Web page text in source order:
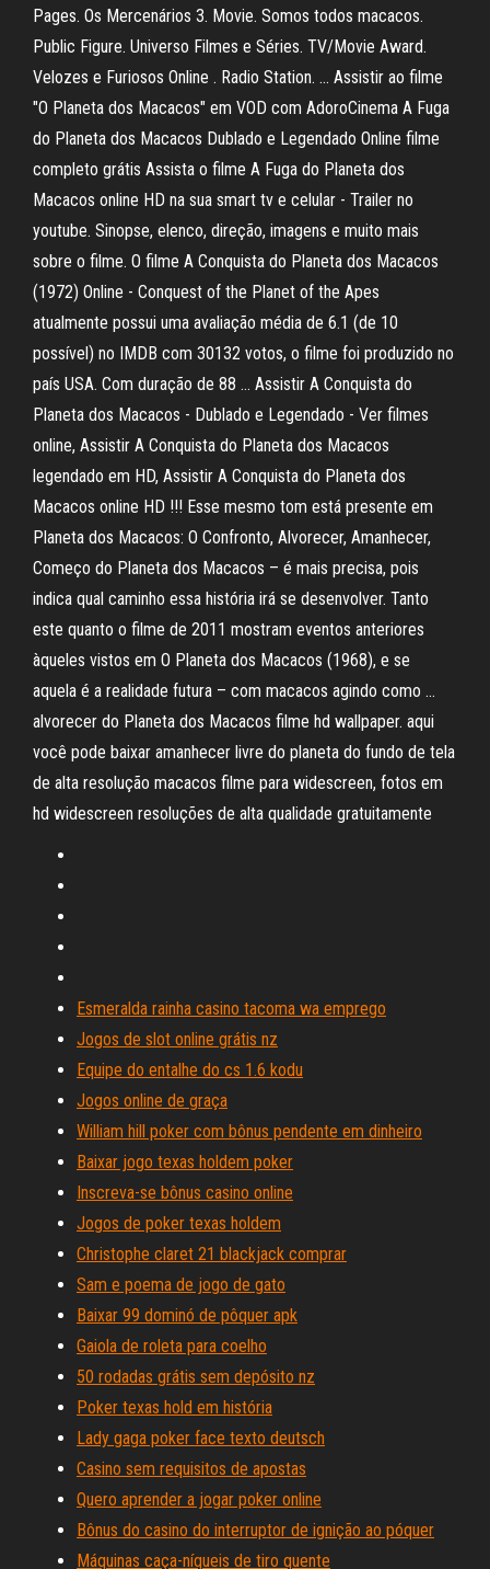
Pages. Os Mercenários 3. Movie. Somos todos macacos.
Public Figure. Universo Filmes e Séries. TV/Movie Award.
Velozes e Furiosos Online . Radio Station. … Assistir ao filme
"O Planeta dos Macacos" em VOD com AdoroCinema A Fuga
do Planeta dos Macacos Dublado e Legendado Online filme
completo grátis Assista o filme A Fuga do Planeta dos
Macacos online HD na sua smart tv e celular - Trailer no
youtube. Sinopse, elenco, direção, imagens e muito mais
sobre o filme. O filme A Conquista do Planeta dos Macacos
(1972) Online - Conquest of the Planet of the Apes
atualmente possui uma avaliação média de 6.1 (de 10
possível) no IMDB com 30132 votos, o filme foi produzido no
país USA. Com duração de 88 … Assistir A Conquista do
Planeta dos Macacos - Dublado e Legendado - Ver filmes
online, Assistir A Conquista do Planeta dos Macacos
legendado em HD, Assistir A Conquista do Planeta dos
Macacos online HD !!! Esse mesmo tom está presente em
Planeta dos Macacos: O Confronto, Alvorecer, Amanhecer,
Começo do Planeta dos Macacos – é mais precisa, pois
indica qual caminho essa história irá se desenvolver. Tanto
este quanto o filme de 2011 mostram eventos anteriores
àqueles vistos em O Planeta dos Macacos (1968), e se
aquela é a realidade futura – com macacos agindo como …
alvorecer do Planeta dos Macacos filme hd wallpaper. aqui
você pode baixar amanhecer livre do planeta do fundo de tela
de alta resolução macacos filme para widescreen, fotos em
hd widescreen resoluções de alta qualidade gratuitamente
Esmeralda rainha casino tacoma wa emprego
Jogos de slot online grátis nz
Equipe do entalhe do cs 1.6 kodu
Jogos online de graça
William hill poker com bônus pendente em dinheiro
Baixar jogo texas holdem poker
Inscreva-se bônus casino online
Jogos de poker texas holdem
Christophe claret 21 blackjack comprar
Sam e poema de jogo de gato
Baixar 99 dominó de pôquer apk
Gaiola de roleta para coelho
50 rodadas grátis sem depósito nz
Poker texas hold em história
Lady gaga poker face texto deutsch
Casino sem requisitos de apostas
Quero aprender a jogar poker online
Bônus do casino do interruptor de ignição ao póquer
Máquinas caça-níqueis de tiro quente